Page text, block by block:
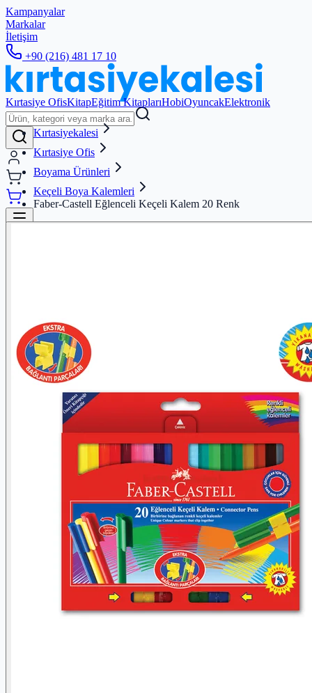
Kampanyalar
Markalar
İletişim
+90 (216) 481 17 10
Kırtasiye OfisKitapEğitim KitaplarıHobiOyuncakElektronik
Kırtasiyekalesi
Kırtasiye Ofis
Boyama Ürünleri
Keçeli Boya Kalemleri
Faber-Castell Eğlenceli Keçeli Kalem 20 Renk